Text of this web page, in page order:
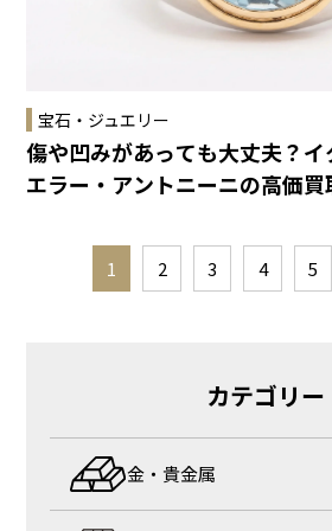
宝石・ジュエリー
傷や凹みがあっても大丈夫？
エラー・アントニーニの高価買
1 2 3 4 5
カテゴリー
金・貴金属